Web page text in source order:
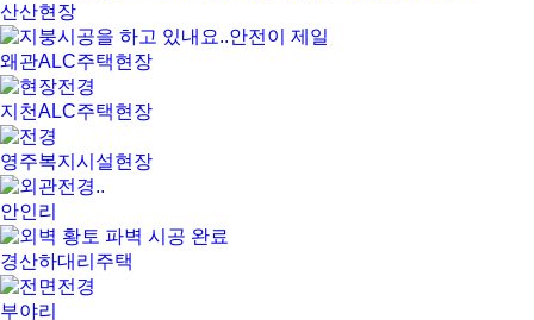
산산현장
왜관ALC주택현장
지천ALC주택현장
영주복지시설현장
안인리
경산하대리주택
부야리